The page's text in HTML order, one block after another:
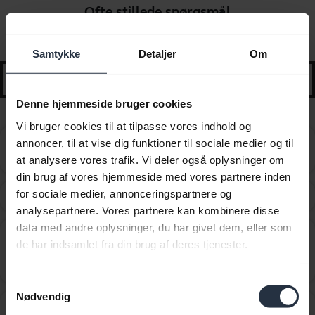
Samtykke Detaljer Om
Denne hjemmeside bruger cookies
Vi bruger cookies til at tilpasse vores indhold og
annoncer, til at vise dig funktioner til sociale medier og til
at analysere vores trafik. Vi deler også oplysninger om
din brug af vores hjemmeside med vores partnere inden
for sociale medier, annonceringspartnere og
analysepartnere. Vores partnere kan kombinere disse
data med andre oplysninger, du har givet dem, eller som
de har indsamlet fra din brug af deres tjenester.
Nødvendig
Ofte stillede spørgsmål
search
Hvordan parrer jeg min Jabra Stone med min
mobilenhed?
chevron_right
Hvad skal jeg gøre, hvis parringen ikke lykkedes?
Hvor langt kan jeg bevæge mig væk fra min
smartphone, mens jeg stadig er inden for Bluetooth-
Hvor mange Bluetooth-enheder kan jeg parre med